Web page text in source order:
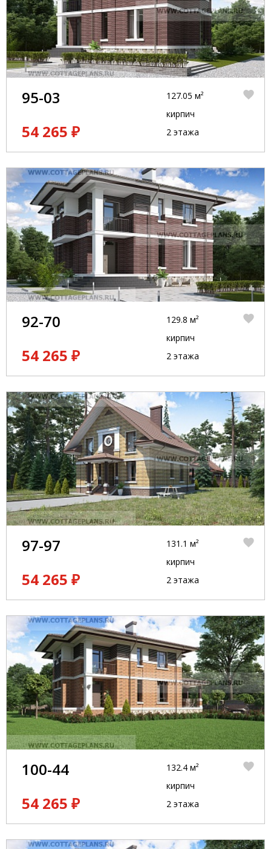
95-03
54 265 ₽
127.05 м²
кирпич
2 этажа
92-70
54 265 ₽
129.8 м²
кирпич
2 этажа
97-97
54 265 ₽
131.1 м²
кирпич
2 этажа
100-44
54 265 ₽
132.4 м²
кирпич
2 этажа